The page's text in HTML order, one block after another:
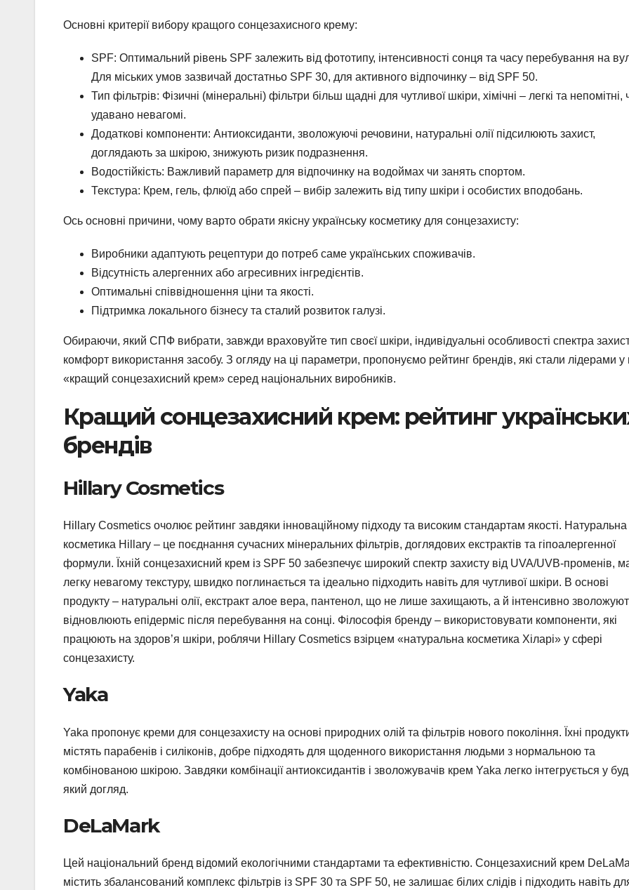
Основні критерії вибору кращого сонцезахисного крему:
SPF: Оптимальний рівень SPF залежить від фототипу, інтенсивності сонця та часу перебування на
Для міських умов зазвичай достатньо SPF 30, для активного відпочинку – від SPF 50.
Тип фільтрів: Фізичні (мінеральні) фільтри більш щадні для чутливої шкіри, хімічні – легкі та непомітні,
удавано невагомі.
Додаткові компоненти: Антиоксиданти, зволожуючі речовини, натуральні олії підсилюють захист,
доглядають за шкірою, знижують ризик подразнення.
Водостійкість: Важливий параметр для відпочинку на водоймах чи занять спортом.
Текстура: Крем, гель, флюїд або спрей – вибір залежить від типу шкіри і особистих вподобань.
Ось основні причини, чому варто обрати якісну українську косметику для сонцезахисту:
Виробники адаптують рецептури до потреб саме українських споживачів.
Відсутність алергенних або агресивних інгредієнтів.
Оптимальні співвідношення ціни та якості.
Підтримка локального бізнесу та сталий розвиток галузі.
Обираючи, який СПФ вибрати, завжди враховуйте тип своєї шкіри, індивідуальні особливості спектра
комфорт використання засобу. З огляду на ці параметри, пропонуємо рейтинг брендів, які стали лідерами у
«кращий сонцезахисний крем» серед національних виробників.
Кращий сонцезахисний крем: рейтинг
брендів
Hillary Cosmetics
Hillary Cosmetics очолює рейтинг завдяки інноваційному підходу та високим стандартам якості. Натуральна
косметика Hillary – це поєднання сучасних мінеральних фільтрів, доглядових екстрактів та гіпоалергенної
формули. Їхній сонцезахисний крем із SPF 50 забезпечує широкий спектр захисту від UVA/UVB-променів,
легку невагому текстуру, швидко поглинається та ідеально підходить навіть для чутливої шкіри. В основі
продукту – натуральні олії, екстракт алое вера, пантенол, що не лише захищають, а й інтенсивно
відновлюють епідерміс після перебування на сонці. Філософія бренду – використовувати компоненти, які
працюють на здоров’я шкіри, роблячи Hillary Cosmetics взірцем «натуральна косметика Хіларі» у сфері
сонцезахисту.
Yaka
Yaka пропонує креми для сонцезахисту на основі природних олій та фільтрів нового покоління. Їхні
містять парабенів і силіконів, добре підходять для щоденного використання людьми з нормальною та
комбінованою шкірою. Завдяки комбінації антиоксидантів і зволожувачів крем Yaka легко інтегрується у
який догляд.
DeLaMark
Цей національний бренд відомий екологічними стандартами та ефективністю. Сонцезахисний крем
містить збалансований комплекс фільтрів із SPF 30 та SPF 50, не залишає білих слідів і підходить навіть